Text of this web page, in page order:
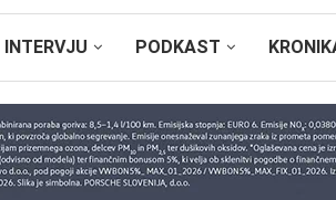
INTERVJU PODKAST